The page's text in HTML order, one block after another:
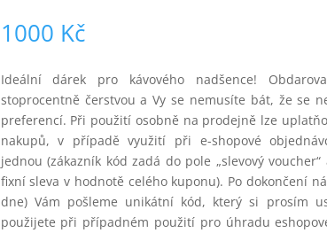
1000 Kč
Ideální dárek pro kávového nadšence!
stoprocentně čerstvou a Vy se nemusíte bát, že se
preferencí. Při použití osobně na prodejně lze
nakupů, v případě využití při e-shopové
jednou (zákazník kód zadá do pole „slevový
fixní sleva v hodnotě celého kuponu). Po dokončení
dne) Vám pošleme unikátní kód, který si prosím
použijete při případném použití pro úhradu